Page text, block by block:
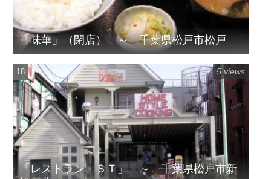
「味華」（閉店） ～ 千葉県松戸市松戸
「レストラン ＳＴ」 ～ 千葉県松戸市新
5 views